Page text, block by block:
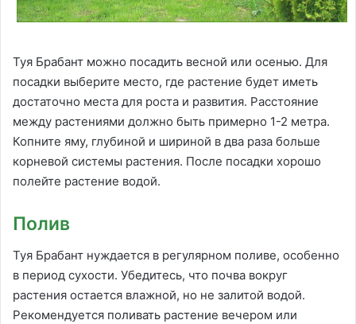
Туя Брабант можно посадить весной или осенью. Для
посадки выберите место, где растение будет иметь
достаточно места для роста и развития. Расстояние
между растениями должно быть примерно 1-2 метра.
Копните яму, глубиной и шириной в два раза больше
корневой системы растения. После посадки хорошо
полейте растение водой.
Полив
Туя Брабант нуждается в регулярном поливе, особенно
в период сухости. Убедитесь, что почва вокруг
растения остается влажной, но не залитой водой.
Рекомендуется поливать растение вечером или